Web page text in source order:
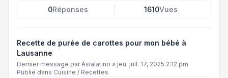
0Réponses 1610Vues
Recette de purée de carottes pour mon bébé à
Lausanne
Dernier message parAsialatino » jeu. juil. 17, 2025 2:12 pm
Publié dans Cuisine / Recettes